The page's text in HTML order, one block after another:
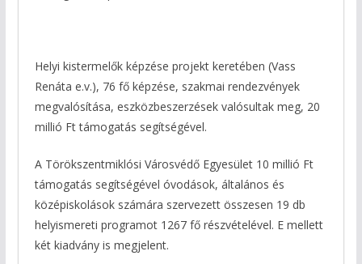
Helyi kistermelők képzése projekt keretében (Vass
Renáta e.v.), 76 fő képzése, szakmai rendezvények
megvalósítása, eszközbeszerzések valósultak meg, 20
millió Ft támogatás segítségével.
A Törökszentmiklósi Városvédő Egyesület 10 millió Ft
támogatás segítségével óvodások, általános és
középiskolások számára szervezett összesen 19 db
helyismereti programot 1267 fő részvételével. E mellett
két kiadvány is megjelent.